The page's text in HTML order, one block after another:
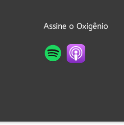
Assine o Oxigênio